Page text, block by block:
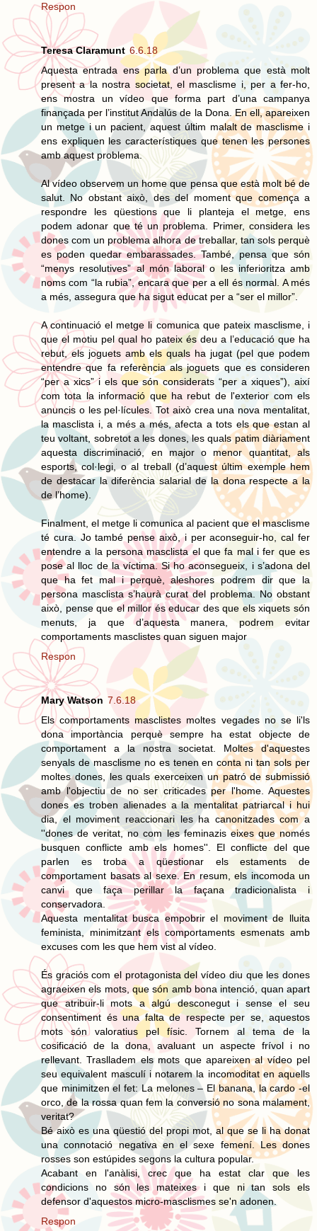
Respon
Teresa Claramunt 6.6.18
Aquesta entrada ens parla d’un problema que està molt
present a la nostra societat, el masclisme i, per a fer-ho,
ens mostra un vídeo que forma part d’una campanya
finançada per l’institut Andalús de la Dona. En ell, apareixen
un metge i un pacient, aquest últim malalt de masclisme i
ens expliquen les característiques que tenen les persones
amb aquest problema.
Al vídeo observem un home que pensa que està molt bé de
salut. No obstant això, des del moment que comença a
respondre les qüestions que li planteja el metge, ens
podem adonar que té un problema. Primer, considera les
dones com un problema alhora de treballar, tan sols perquè
es poden quedar embarassades. També, pensa que són
“menys resolutives” al món laboral o les inferioritza amb
noms com “la rubia”, encara que per a ell és normal. A més
a més, assegura que ha sigut educat per a “ser el millor”.
A continuació el metge li comunica que pateix masclisme, i
que el motiu pel qual ho pateix és deu a l’educació que ha
rebut, els joguets amb els quals ha jugat (pel que podem
entendre que fa referència als joguets que es consideren
“per a xics” i els que són considerats “per a xiques”), així
com tota la informació que ha rebut de l'exterior com els
anuncis o les pel·lícules. Tot això crea una nova mentalitat,
la masclista i, a més a més, afecta a tots els que estan al
teu voltant, sobretot a les dones, les quals patim diàriament
aquesta discriminació, en major o menor quantitat, als
esports, col·legi, o al treball (d’aquest últim exemple hem
de destacar la diferència salarial de la dona respecte a la
de l’home).
Finalment, el metge li comunica al pacient que el masclisme
té cura. Jo també pense això, i per aconseguir-ho, cal fer
entendre a la persona masclista el que fa mal i fer que es
pose al lloc de la víctima. Si ho aconsegueix, i s’adona del
que ha fet mal i perquè, aleshores podrem dir que la
persona masclista s’haurà curat del problema. No obstant
això, pense que el millor és educar des que els xiquets són
menuts, ja que d’aquesta manera, podrem evitar
comportaments masclistes quan siguen major
Respon
Mary Watson 7.6.18
Els comportaments masclistes moltes vegades no se li'ls
dona importància perquè sempre ha estat objecte de
comportament a la nostra societat. Moltes d'aquestes
senyals de masclisme no es tenen en conta ni tan sols per
moltes dones, les quals exerceixen un patró de submissió
amb l'objectiu de no ser criticades per l'home. Aquestes
dones es troben alienades a la mentalitat patriarcal i hui
dia, el moviment reaccionari les ha canonitzades com a
''dones de veritat, no com les feminazis eixes que només
busquen conflicte amb els homes''. El conflicte del que
parlen es troba a qüestionar els estaments de
comportament basats al sexe. En resum, els incomoda un
canvi que faça perillar la façana tradicionalista i
conservadora.
Aquesta mentalitat busca empobrir el moviment de lluita
feminista, minimitzant els comportaments esmenats amb
excuses com les que hem vist al vídeo.
És graciós com el protagonista del vídeo diu que les dones
agraeixen els mots, que són amb bona intenció, quan apart
que atribuir-li mots a algú desconegut i sense el seu
consentiment és una falta de respecte per se, aquestos
mots són valoratius pel físic. Tornem al tema de la
cosificació de la dona, avaluant un aspecte frívol i no
rellevant. Traslladem els mots que apareixen al vídeo pel
seu equivalent masculí i notarem la incomoditat en aquells
que minimitzen el fet: La melones – El banana, la cardo -el
orco, de la rossa quan fem la conversió no sona malament,
veritat?
Bé això es una qüestió del propi mot, al que se li ha donat
una connotació negativa en el sexe femení. Les dones
rosses son estúpides segons la cultura popular.
Acabant en l'anàlisi, crec que ha estat clar que les
condicions no són les mateixes i que ni tan sols els
defensor d'aquestos micro-masclismes se'n adonen.
Respon